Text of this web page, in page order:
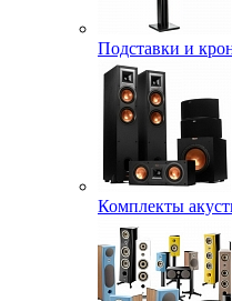
Подставки и
Комплекты